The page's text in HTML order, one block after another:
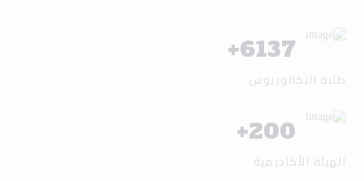
6137
+
طلبة البكالوريوس
200
+
الهيئة الأكاديمية